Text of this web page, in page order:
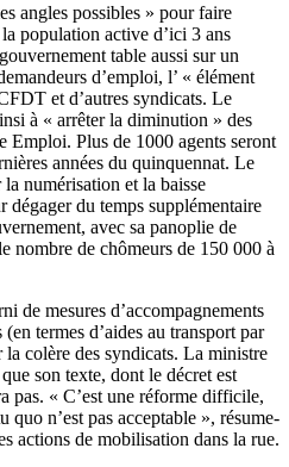
angles possibles » pour faire
population active d’ici 3 ans
table aussi sur un
d’emploi, l’ « élément
et d’autres syndicats. Le
à « arrêter la diminution » des
Emploi. Plus de 1000 agents seront
années du quinquennat. Le
numérisation et la baisse
du temps supplémentaire
avec sa panoplie de
nombre de chômeurs de 150 000 à
de mesures d’accompagnements
termes d’aides au transport par
colère des syndicats. La ministre
son texte, dont le décret est
pas. « C’est une réforme difficile,
quo n’est pas acceptable », résume-
actions de mobilisation dans la rue.